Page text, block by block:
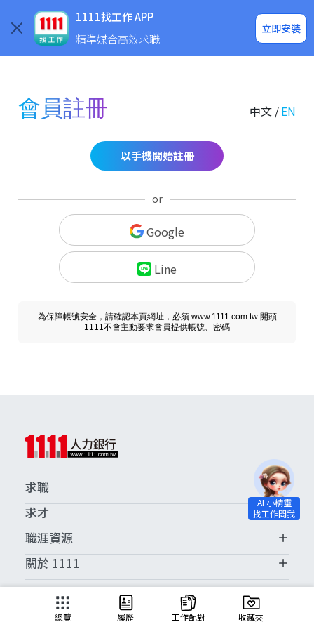
1111找工作 APP
精準媒合高效求職
立即安裝
企業求才
會員註冊 中文 /EN
以手機開始註冊
or
Google
Line
為保障帳號安全，請確認本頁網址，必須 www.1111.com.tw 開頭
1111不會主動要求會員提供帳號、密碼
求職
求才
職涯資源
關於 1111
求職服務中心
總覽 履歷 工作配對 收藏夾